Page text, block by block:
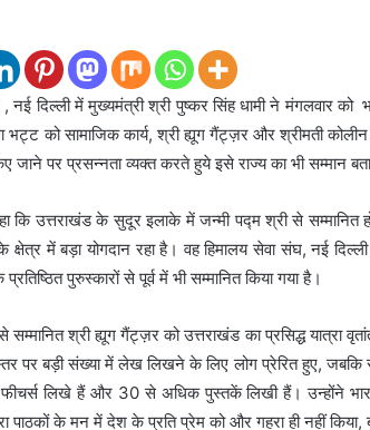
दिल्ली में मुख्यमंत्री श्री पुष्कर सिंह धामी ने मंगलवार को
भट्ट को सामाजिक कार्य, श्री ह्यूग गैंट्ज़र और श्रीमती कोलीन
जाने पर प्रसन्नता व्यक्त करते हुये इसे राज्य का भी सम्मान
कि उत्तराखंड के सुदूर इलाके में जन्मी पद्म श्री से सम्मानित
क्षेत्र में बड़ा योगदान रहा है। वह हिमालय सेवा संघ, नई
पुरुस्कारों से पूर्व में भी सम्मानित किया गया है।
सम्मानित श्री ह्यूग गैंट्ज़र को उत्तराखंड का प्रसिद्ध यात्रा
स्तर पर बड़ी संख्या में लेख लिखने के लिए लोग प्रेरित हुए,
लिखे हैं और 30 से अधिक पुस्तकें लिखी हैं। उन्होंने
पाठकों के मन में देश के प्रति प्रेम को और गहरा ही नहीं